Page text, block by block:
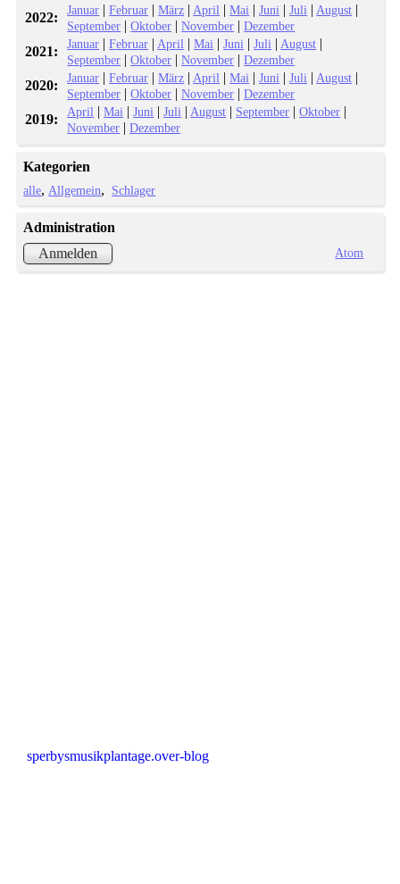
2022: Januar |Februar |März | April |Mai |Juni |Juli | August |
September |Oktober |November |Dezember
2021: Januar |Februar | April |Mai |Juni |Juli | August |
September |Oktober |November |Dezember
2020: Januar |Februar |März | April |Mai |Juni |Juli | August |
September |Oktober |November |Dezember
2019: April |Mai |Juni |Juli | August | September |Oktober |
November |Dezember
Kategorien
alle Allgemein Schlager
Administration
Anmelden
Atom
sperbysmusikplantage.over-blog